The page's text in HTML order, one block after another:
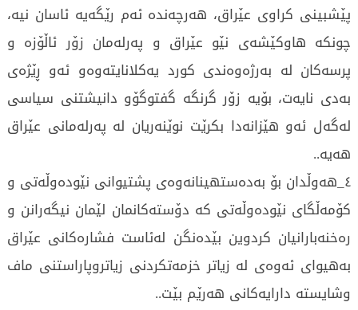
پێشبینی كراوی عێراق، هەرچەندە ئەم رێگەیە ئاسان نیە،
چونکە هاوكێشەی نێو عێراق و پەرلەمان زۆر ئاڵۆزە و
پرسەكان لە بەرژەوەندی كورد یەكلانایتەوەو ئەو ڕێژەی
بەدی نایەت، بۆیە زۆر گرنگە گفتوگۆو دانیشتنی سیاسی
لەگەل ئەو هێزانەدا بكرێت نوێنەریان لە پەرلەمانی عێراق
هەیە..
٤_هەوڵدان بۆ بەدەستهینانەوەی پشتیوانی نێودەوڵەتی و
کۆمەڵگای نێودەوڵەتی كە دۆستەكانمان لێمان نیگەرانن و
رەخنەبارانیان كردوین بێدەنگن لەئاست فشارەكانی عێراق
بەهیوای ئەوەی لە زیاتر خزمەتكردنی زیاتروپاراستنی ماف
وشایستە دارایەكانی هەرێم بێت..